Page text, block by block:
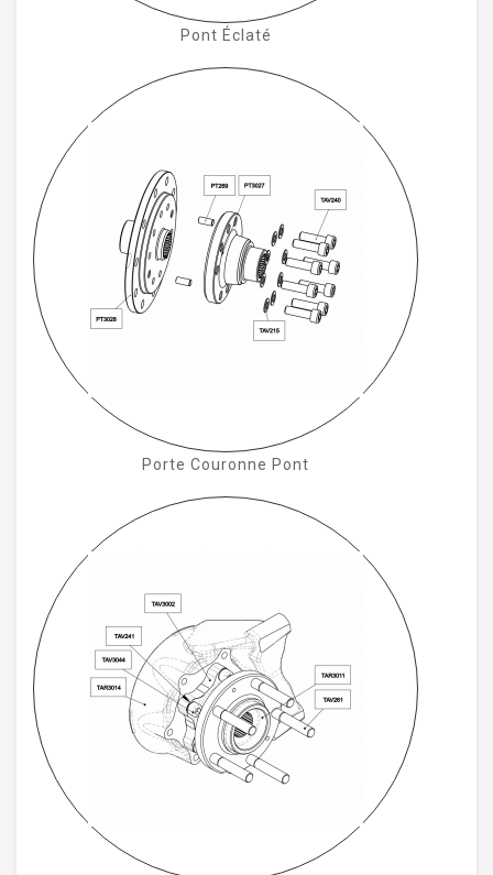
Pont Éclaté
Porte Couronne Pont